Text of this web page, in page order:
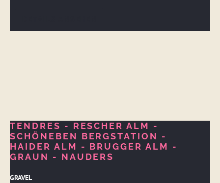
TENDRES - RESCHER ALM -
SCHÖNEBEN BERGSTATION -
HAIDER ALM - BRUGGER ALM -
GRAUN - NAUDERS
GRAVEL